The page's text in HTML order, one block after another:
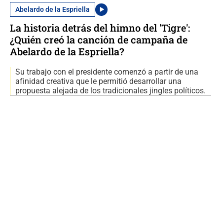
Abelardo de la Espriella
La historia detrás del himno del 'Tigre':
¿Quién creó la canción de campaña de
Abelardo de la Espriella?
Su trabajo con el presidente comenzó a partir de una
afinidad creativa que le permitió desarrollar una
propuesta alejada de los tradicionales jingles políticos.